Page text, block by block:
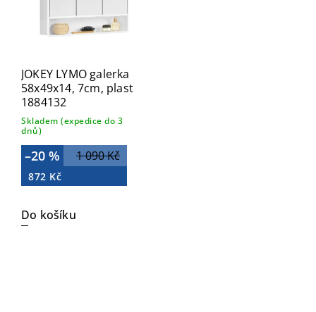
JOKEY LYMO galerka
58x49x14, 7cm, plast
1884132
Skladem (expedice do 3
dnů)
1 090 Kč
–20 %
872 Kč
Do košíku